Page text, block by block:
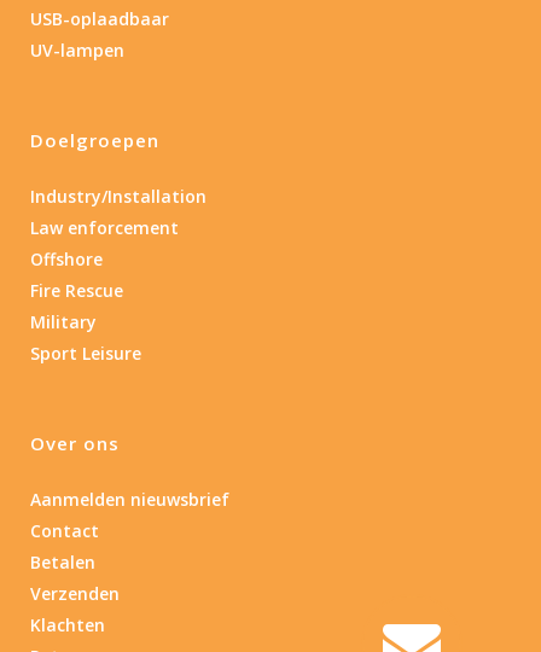
USB-oplaadbaar
UV-lampen
Doelgroepen
Industry/Installation
Law enforcement
Offshore
Fire Rescue
Military
Sport Leisure
Over ons
Aanmelden nieuwsbrief
Contact
Betalen
Verzenden
Klachten